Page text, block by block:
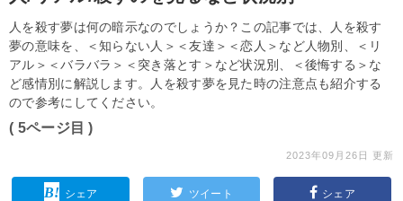
人を殺す夢は何の暗示なのでしょうか？この記事では、人を殺す
夢の意味を、＜知らない人＞＜友達＞＜恋人＞など人物別、＜リ
アル＞＜バラバラ＞＜突き落とす＞など状況別、＜後悔する＞な
ど感情別に解説します。人を殺す夢を見た時の注意点も紹介する
ので参考にしてください。
( 5ページ目 )
2023年09月26日 更新
シェア ツイート シェア